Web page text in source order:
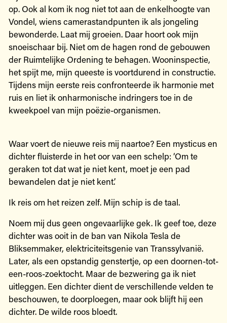
op. Ook al kom ik nog niet tot aan de enkelhoogte van
Vondel, wiens camerastandpunten ik als jongeling
bewonderde. Laat mij groeien. Daar hoort ook mijn
snoeischaar bij. Niet om de hagen rond de gebouwen
der Ruimtelijke Ordening te behagen. Wooninspectie,
het spijt me, mijn queeste is voortdurend in constructie.
Tijdens mijn eerste reis confronteerde ik harmonie met
ruis en liet ik onharmonische indringers toe in de
kweekpoel van mijn poëzie-organismen.
Waar voert de nieuwe reis mij naartoe? Een mysticus en
dichter fluisterde in het oor van een schelp: ‘Om te
geraken tot dat wat je niet kent, moet je een pad
bewandelen dat je niet kent.’
Ik reis om het reizen zelf. Mijn schip is de taal.
Noem mij dus geen ongevaarlijke gek. Ik geef toe, deze
dichter was ooit in de ban van Nikola Tesla de
Bliksemmaker, elektriciteitsgenie van Transsylvanië.
Later, als een opstandig genstertje, op een doornen-tot-
een-roos-zoektocht. Maar de bezwering ga ik niet
uitleggen. Een dichter dient de verschillende velden te
beschouwen, te doorploegen, maar ook blijft hij een
dichter. De wilde roos bloedt.